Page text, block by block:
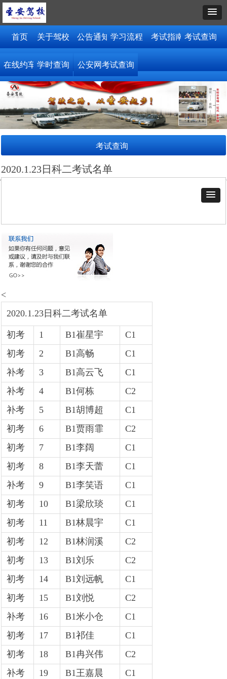
首页 关于驾校 公告通知 学习流程 考试指南 考试查询
在线约车 学时查询 公安网考试查询
2020.1.23日科二考试名单
<
2020.1.23日科二考试名单
初考 1 B1崔星宇
C1
初考
2 B1高畅
C1
补考
3 B1高云飞
C1
补考
4 B1何栋
C2
补考
5 B1胡博超
C1
初考
6 B1贾雨霏
C2
初考
7 B1李阔
C1
初考
8 B1李天蕾
C1
补考
9 B1李笑语
C1
初考
10 B1梁欣琰
C1
初考
11 B1林晨宇
C1
初考
12 B1林润溪
C2
初考
13 B1刘乐
C2
初考
14 B1刘远帆
C1
初考
15 B1刘悦
C2
补考
16 B1米小仓
C1
初考
17 B1祁佳
C1
初考
18 B1冉兴伟
C2
补考
19 B1王嘉晨
C1
考试查询